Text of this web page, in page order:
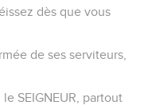
dès que vous
de ses serviteurs,
SEIGNEUR, partout